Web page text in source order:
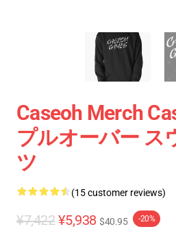
Caseoh Merch
プルオーバー ス
ツ
(15 customer reviews)
¥7,422 ¥5,938 $40.95 -20%